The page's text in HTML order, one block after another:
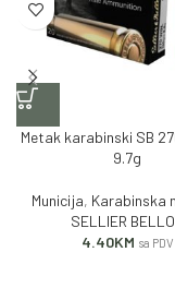
Metak karabinski SB
9.7g
Municija, Karabinska
SELLIER
4.40KM sa PDV